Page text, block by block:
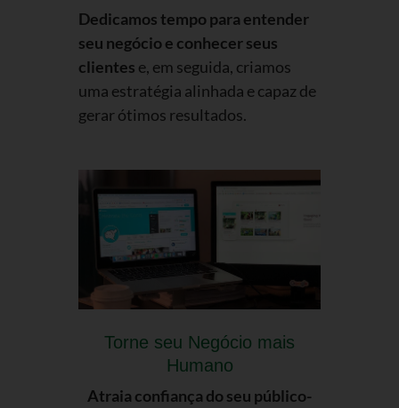
Dedicamos tempo para entender
seu negócio e conhecer seus
clientes e, em seguida, criamos
uma estratégia alinhada e capaz de
gerar ótimos resultados.
Torne seu Negócio mais
Humano
Atraia confiança do seu público-